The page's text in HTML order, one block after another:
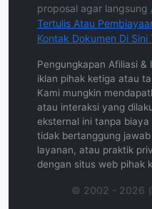
proposal agar langsung
Tertulis Atau
Kontak Dokumen Di
Pengungkapan Afiliasi &
iklan pihak ketiga atau
Kami mungkin
atau interaksi yang
eksternal ini tanpa
tidak bertanggung
layanan, atau praktik
dengan situs web pihak
© 2002 - 2026